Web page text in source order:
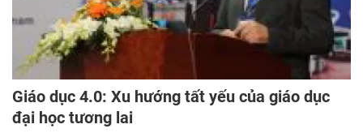
Giáo dục 4.0: Xu hướng tất yếu của giáo dục
đại học tương lai